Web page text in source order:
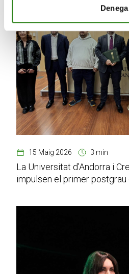
Denega
15 Maig 2026 3 min
La Universitat d’Andorra i
impulsen el primer